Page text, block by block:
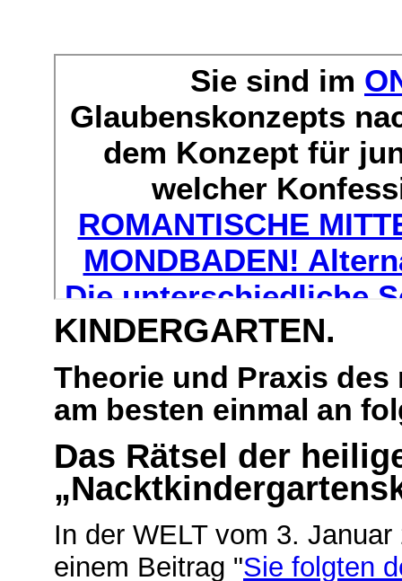
KINDERGARTEN.
Theorie und Praxis
am besten einmal an
Das Rätsel der
In der WELT vom 3.
einem Beitrag "Sie folgten